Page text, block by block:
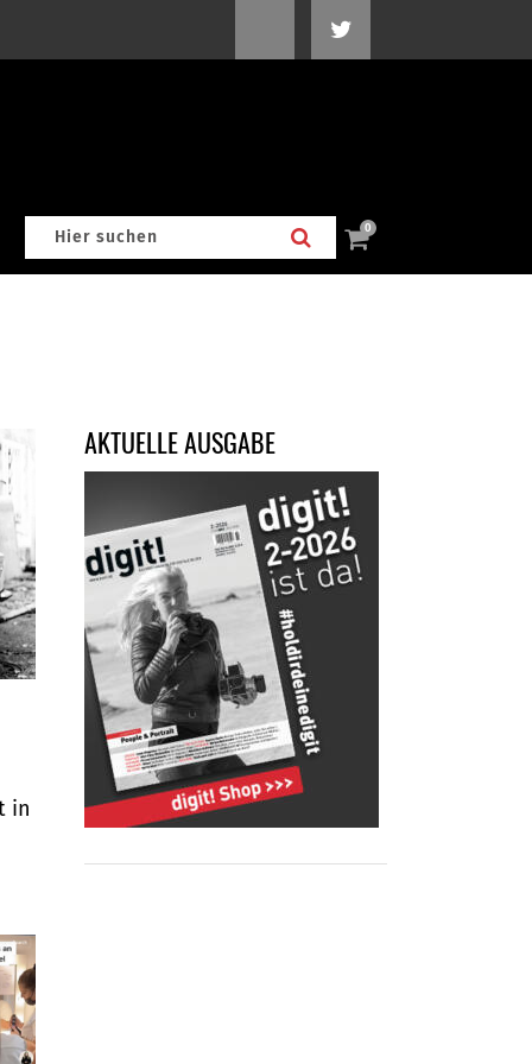
0
in
AKTUELLE AUSGABE